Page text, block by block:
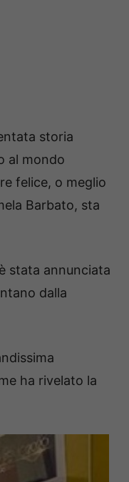
storia
al mondo
felice, o meglio
Barbato, sta
stata annunciata
dalla
ha rivelato la